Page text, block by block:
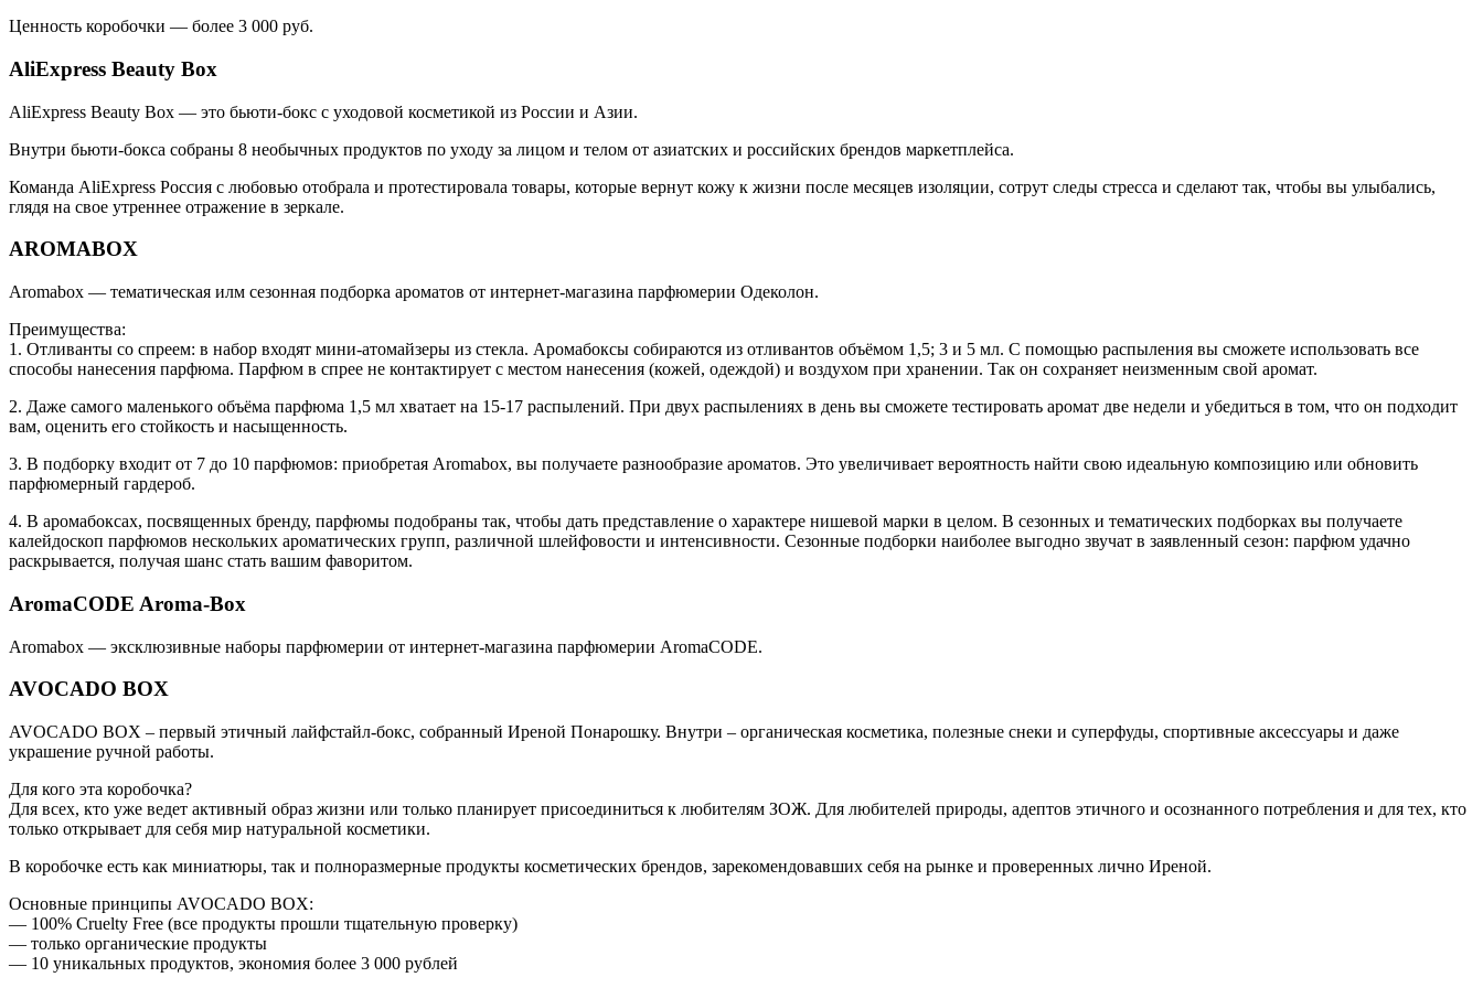
Ценность коробочки — более 3 000 руб.
AliExpress Beauty Box
AliExpress Beauty Box — это бьюти-бокс с уходовой косметикой из России и Азии.
Внутри бьюти-бокса собраны 8 необычных продуктов по уходу за лицом и телом от азиатских и российских брендов маркетплейса.
Команда AliExpress Россия с любовью отобрала и протестировала товары, которые вернут кожу к жизни после месяцев изоляции, сотрут следы стресса и сделают так, чтобы вы улыбались,
глядя на свое утреннее отражение в зеркале.
AROMABOX
Aromabox — тематическая илм сезонная подборка ароматов от интернет-магазина парфюмерии Одеколон.
Преимущества:
1. Отливанты со спреем: в набор входят мини-атомайзеры из стекла. Аромабоксы собираются из отливантов объёмом 1,5; 3 и 5 мл. С помощью распыления вы сможете использовать все
способы нанесения парфюма. Парфюм в спрее не контактирует с местом нанесения (кожей, одеждой) и воздухом при хранении. Так он сохраняет неизменным свой аромат.
2. Даже самого маленького объёма парфюма 1,5 мл хватает на 15-17 распылений. При двух распылениях в день вы сможете тестировать аромат две недели и убедиться в том, что он подходит
вам, оценить его стойкость и насыщенность.
3. В подборку входит от 7 до 10 парфюмов: приобретая Aromabox, вы получаете разнообразие ароматов. Это увеличивает вероятность найти свою идеальную композицию или обновить
парфюмерный гардероб.
4. В аромабоксах, посвященных бренду, парфюмы подобраны так, чтобы дать представление о характере нишевой марки в целом. В сезонных и тематических подборках вы получаете
калейдоскоп парфюмов нескольких ароматических групп, различной шлейфовости и интенсивности. Сезонные подборки наиболее выгодно звучат в заявленный сезон: парфюм удачно
раскрывается, получая шанс стать вашим фаворитом.
AromaCODE Aroma-Box
Aromabox — эксклюзивные наборы парфюмерии от интернет-магазина парфюмерии AromaCODE.
AVOCADO BOX
AVOCADO BOX – первый этичный лайфстайл-бокс, собранный Иреной Понарошку. Внутри – органическая косметика, полезные снеки и суперфуды, спортивные аксессуары и даже
украшение ручной работы.
Для кого эта коробочка?
Для всех, кто уже ведет активный образ жизни или только планирует присоединиться к любителям ЗОЖ. Для любителей природы, адептов этичного и осознанного потребления и для тех, кто
только открывает для себя мир натуральной косметики.
В коробочке есть как миниатюры, так и полноразмерные продукты косметических брендов, зарекомендовавших себя на рынке и проверенных лично Иреной.
Основные принципы AVOCADO BOX:
— 100% Cruelty Free (все продукты прошли тщательную проверку)
— только органические продукты
— 10 уникальных продуктов, экономия более 3 000 рублей